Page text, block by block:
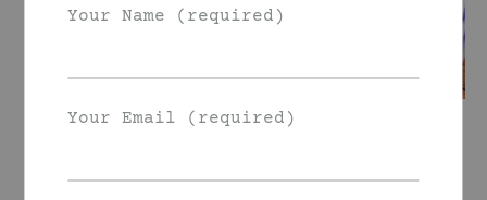
Your Name (required)
Your Email (required)